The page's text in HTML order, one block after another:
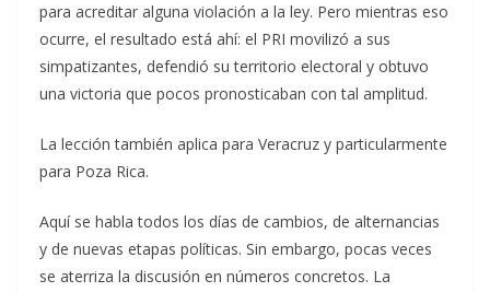
para acreditar alguna violación a la ley. Pero mientras eso
ocurre, el resultado está ahí: el PRI movilizó a sus
simpatizantes, defendió su territorio electoral y obtuvo
una victoria que pocos pronosticaban con tal amplitud.
La lección también aplica para Veracruz y particularmente
para Poza Rica.
Aquí se habla todos los días de cambios, de alternancias
y de nuevas etapas políticas. Sin embargo, pocas veces
se aterriza la discusión en números concretos. La